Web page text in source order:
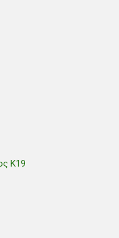
Κ19